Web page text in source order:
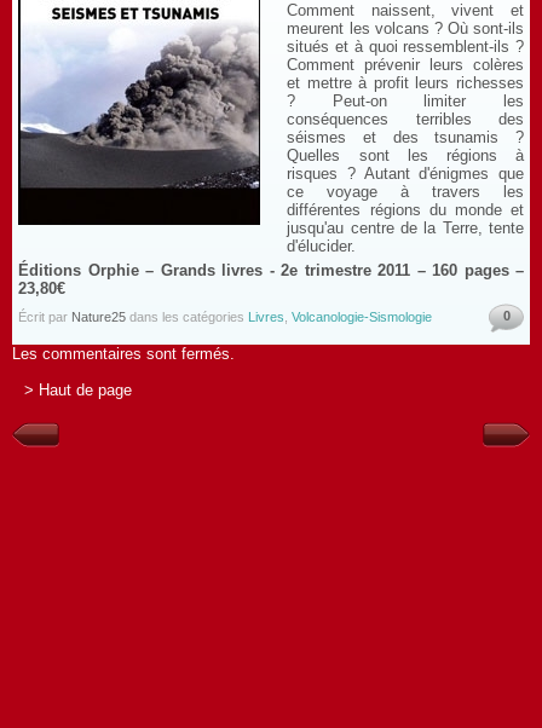
Comment naissent, vivent et
meurent les volcans ? Où sont-ils
situés et à quoi ressemblent-ils ?
Comment prévenir leurs colères
et mettre à profit leurs richesses
? Peut-on limiter les
conséquences terribles des
séismes et des tsunamis ?
Quelles sont les régions à
risques ? Autant d'énigmes que
ce voyage à travers les
différentes régions du monde et
jusqu'au centre de la Terre, tente
d'élucider.
Éditions Orphie – Grands livres - 2e trimestre 2011 – 160 pages –
23,80€
Écrit par Nature25 dans les catégories Livres Volcanologie-Sismologie 0
Les commentaires sont fermés.
> Haut de page